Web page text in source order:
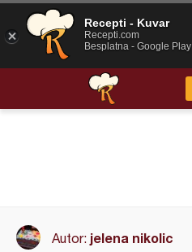
Autor: jelena nikolic
Recepti - Kuvar
Recepti.com
Besplatna - Google Play